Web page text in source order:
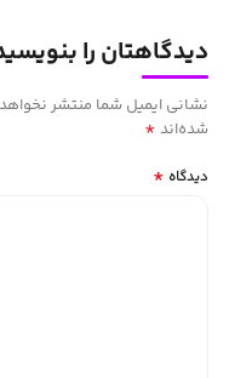
دیدگاهتان را
نشانی ایمیل شما منتشر
شده‌اند *
دیدگاه *